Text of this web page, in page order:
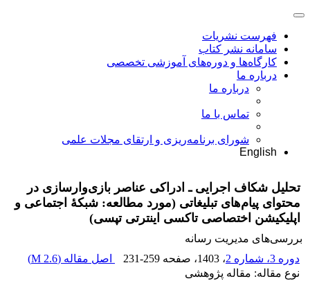
فهرست نشریات
سامانه نشر کتاب
کارگاه‌ها و دوره‌های آموزشی تخصصی
درباره ما
درباره ما
تماس با ما
شورای برنامه‌ریزی و ارتقای مجلات علمی
English
تحلیل شکاف اجرایی ـ ادراکی عناصر بازی‌وارسازی در
محتوای پیام‌های تبلیغاتی (مورد مطالعه: شبکۀ اجتماعی و
اپلیکیشن اختصاصی تاکسی اینترتی تپسی)
بررسی‌های مدیریت رسانه
دوره 3، شماره 2
، 1403 ، صفحه 231-259 اصل مقاله (2.6 M
)
نوع مقاله: مقاله پژوهشی